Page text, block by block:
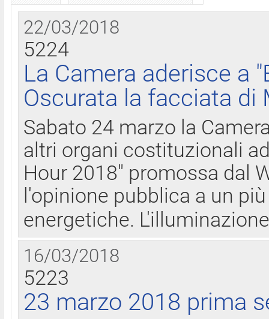
22/03/2018
5224
La Camera aderisce a
Oscurata la facciata di
Sabato 24 marzo la
altri organi costituzionali
Hour 2018" promossa dal
l'opinione pubblica a un
energetiche.
16/03/2018
5223
23 marzo 2018 prima